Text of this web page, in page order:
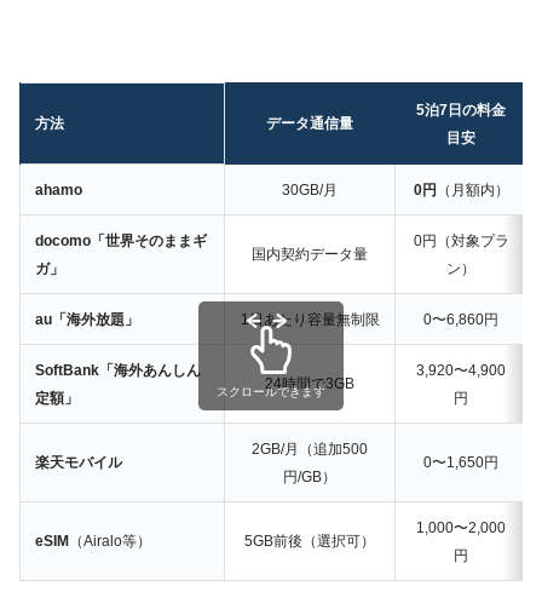
方法 データ通信量
5泊7日の料金
目安
ahamo 30GB/月 0円 （月額内）
docomo「世界そのままギ
ガ」
国内契約データ量
0円（対象プラ
ン）
au「海外放題」 1日あたり容量無制限 0〜6,860円
SoftBank「海外あんしん
定額」
24時間で3GB
3,920〜4,900
円
楽天モバイル
2GB/月（追加500
円/GB）
0〜1,650円
eSIM （Airalo等） 5GB前後（選択可）
1,000〜2,000
円
スクロールできます